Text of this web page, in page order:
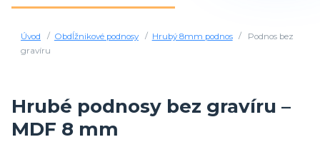
Úvod Obdĺžnikové podnosy Hrubý 8mm podnos
Podnos bez
gravíru
Hrubé podnosy bez gravíru –
MDF 8 mm